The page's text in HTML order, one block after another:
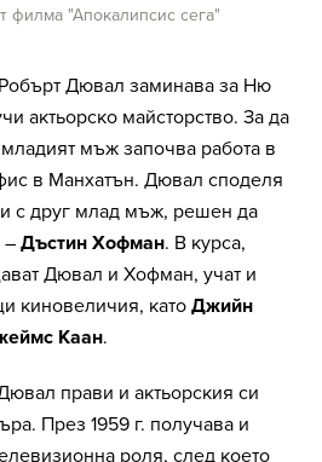
филма "Апокалипсис сега"
Дювал заминава за Ню
актьорско майсторство. За да
мъж започва работа в
в Манхатън. Дювал споделя
с друг млад мъж, решен да
– Дъстин Хофман. В курса,
Дювал и Хофман, учат и
киновеличия, като Джийн
Каан.
прави и актьорския си
През 1959 г. получава и
роля, след което